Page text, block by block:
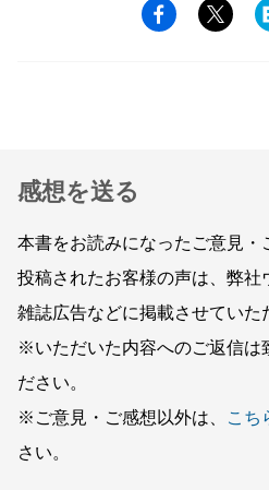
感想を送る
本書をお読みになったご意見・
投稿されたお客様の声は、弊社
雑誌広告などに掲載させていた
※いただいた内容へのご返信は
ださい。
※ご意見・ご感想以外は、
こち
さい。